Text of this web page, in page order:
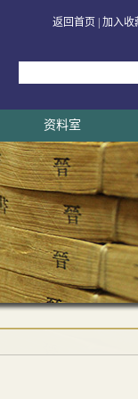
返回首页 加入收
资料室